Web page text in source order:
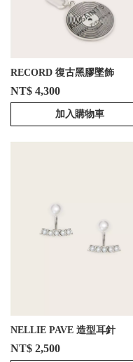
RECORD 復古黑膠墜飾
NT$ 4,300
加入購物車
NELLIE PAVE 造型耳針
NT$ 2,500